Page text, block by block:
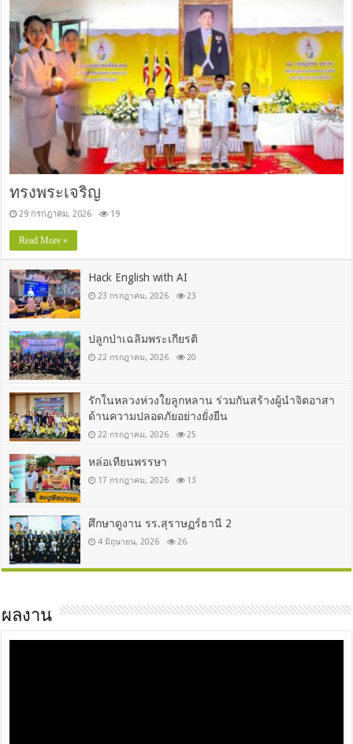
ทรงพระเจริญ
29 กรกฎาคม, 2026 19
Read More »
Hack English with AI
23 กรกฎาคม, 2026 23
ปลูกป่าเฉลิมพระเกียรติ
22 กรกฎาคม, 2026 20
รักในหลวงห่วงใยลูกหลาน ร่วมกันสร้างผู้นำจิตอาสา
ด้านความปลอดภัยอย่างยั่งยืน
22 กรกฎาคม, 2026 25
หล่อเทียนพรรษา
17 กรกฎาคม, 2026 13
ศึกษาดูงาน รร.สุราษฏร์ธานี 2
4 มิถุนายน, 2026 26
ผลงาน